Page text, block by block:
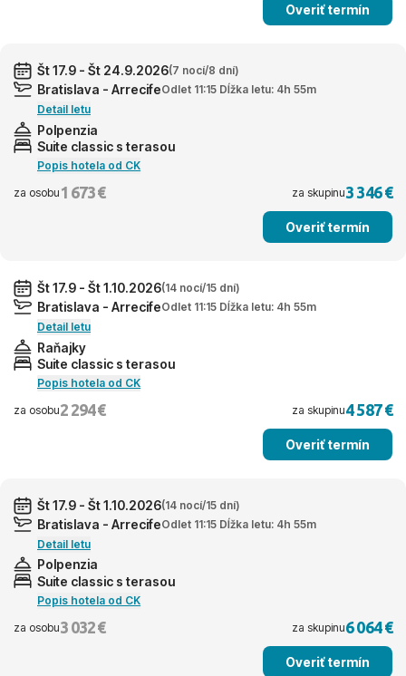
Overiť termín
Št 17.9 - Št 24.9.2026(7 nocí/8 dní)
Bratislava - ArrecifeOdlet 11:15 Dĺžka letu: 4h 55m
Detail letu
Polpenzia
Suite classic s terasou
Popis hotela od CK
za osobu 1 673 € za skupinu3 346 €
Overiť termín
Št 17.9 - Št 1.10.2026(14 nocí/15 dní)
Bratislava - ArrecifeOdlet 11:15 Dĺžka letu: 4h 55m
Detail letu
Raňajky
Suite classic s terasou
Popis hotela od CK
za osobu2 294 € za skupinu4 587 €
Overiť termín
Št 17.9 - Št 1.10.2026(14 nocí/15 dní)
Bratislava - ArrecifeOdlet 11:15 Dĺžka letu: 4h 55m
Detail letu
Polpenzia
Suite classic s terasou
Popis hotela od CK
za osobu3 032 € za skupinu6 064 €
Overiť termín